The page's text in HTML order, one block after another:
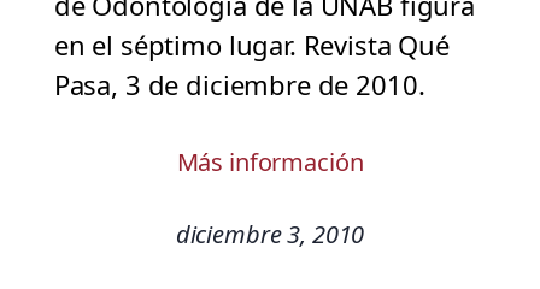
en el séptimo lugar. Revista Qué
Pasa, 3 de diciembre de 2010.
Más información
diciembre 3, 2010